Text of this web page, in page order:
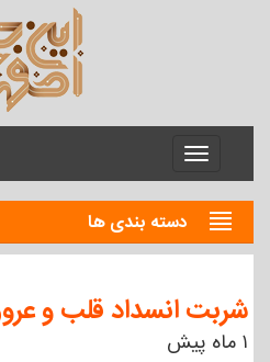
Menu
دسته بندی ها
شربت انسداد قلب و
۱ ماه پیش